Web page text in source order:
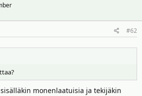
#62
monenlaatuisia ja tekijäkin